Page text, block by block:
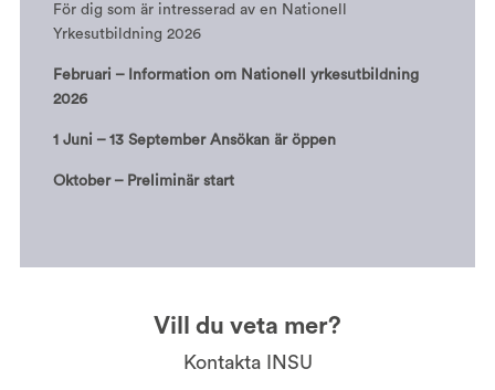
För dig som är intresserad av en Nationell
Yrkesutbildning 2026
Februari – Information om Nationell yrkesutbildning
2026
1 Juni – 13 September Ansökan är öppen
Oktober – Preliminär start
Vill du veta mer?
Kontakta INSU